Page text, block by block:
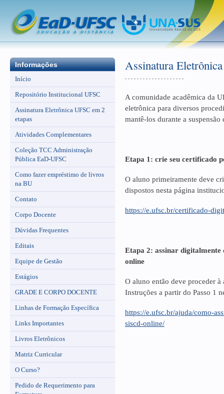
Informações
Início
Repositório Institucional UFSC
Assinatura Eletrônica UFSC em 2
etapas
Atividades Complementares
Coleção TCC Administração
Pública EaD-UFSC
Como fazer empréstimo de livros
na BU
Contato
Corpo Docente
Dúvidas Frequentes
Editais
Equipe de Gestão
Estágios
GRADE E CORPO DOCENTE
Linhas de Formação Específica
Links Importantes
Livros Eletrônicos
Matriz Curricular
O Curso?
Pedido de Requerimento para
Assinatura
A comunidade acadêmica da
eletrônica para diversos
mantê-los durante a
Etapa 1: crie seu certificado
O aluno primeiramente deve
dispostos nesta página
https://e.ufsc.br/certificado-
Etapa 2: assinar digitalmente
online
O aluno então deve proceder
Instruções a partir do Passo 1
https://e.ufsc.br/ajuda/como-
siscd-online/